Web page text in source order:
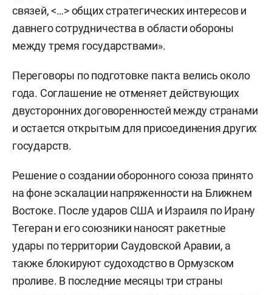
связей, <…> общих стратегических интересов и
давнего сотрудничества в области обороны
между тремя государствами».
Переговоры по подготовке пакта велись около
года. Соглашение не отменяет действующих
двусторонних договоренностей между странами
и остается открытым для присоединения других
государств.
Решение о создании оборонного союза принято
на фоне эскалации напряженности на Ближнем
Востоке. После ударов США и Израиля по Ирану
Тегеран и его союзники наносят ракетные
удары по территории Саудовской Аравии, а
также блокируют судоходство в Ормузском
проливе. В последние месяцы три страны